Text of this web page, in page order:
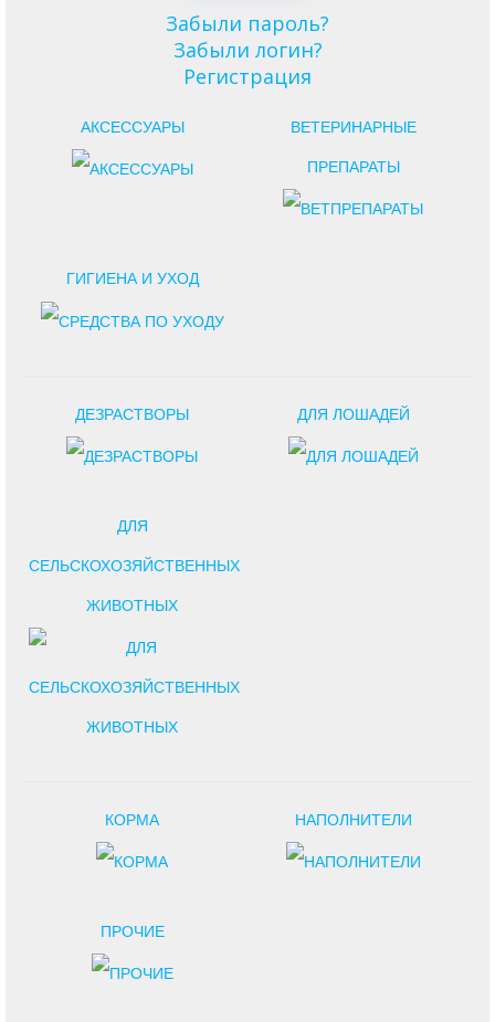
Забыли пароль?
Забыли логин?
Регистрация
АКСЕССУАРЫ ВЕТЕРИНАРНЫЕ
ПРЕПАРАТЫ
ГИГИЕНА И УХОД
ДЕЗРАСТВОРЫ ДЛЯ ЛОШАДЕЙ
ДЛЯ
СЕЛЬСКОХОЗЯЙСТВЕННЫХ
ЖИВОТНЫХ
КОРМА НАПОЛНИТЕЛИ
ПРОЧИЕ